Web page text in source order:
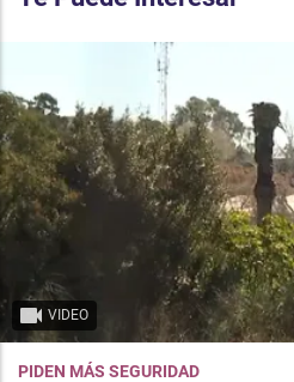
VIDEO
PIDEN MÁS SEGURIDAD